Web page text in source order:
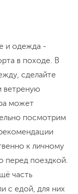
и одежда -
в походе. В
сделайте
ветреную
может
посмотрим
к личному
перед поездкой.
часть
с едой, для них